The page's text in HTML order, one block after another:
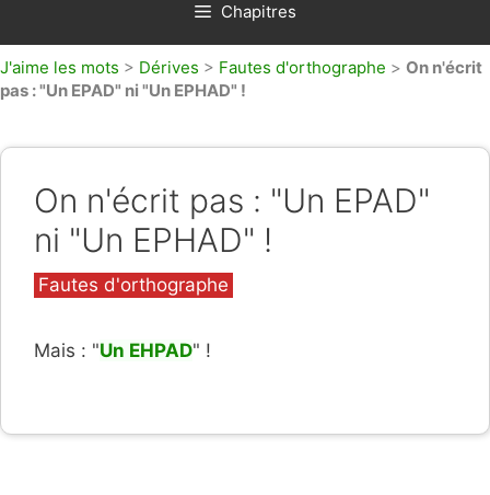
Chapitres
J'aime les mots > Dérives > Fautes d'orthographe > On n'écrit
pas : "Un EPAD" ni "Un EPHAD" !
On n'écrit pas : "Un EPAD"
ni "Un EPHAD" !
Catégories
Fautes d'orthographe
Mais : "Un EHPAD" !